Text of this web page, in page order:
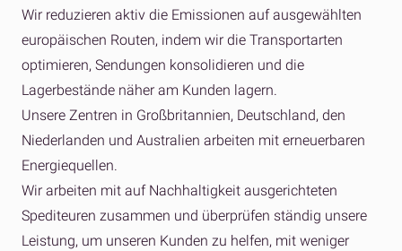
Wir reduzieren aktiv die Emissionen auf ausgewählten
europäischen Routen, indem wir die Transportarten
optimieren, Sendungen konsolidieren und die
Lagerbestände näher am Kunden lagern.
Unsere Zentren in Großbritannien, Deutschland, den
Niederlanden und Australien arbeiten mit erneuerbaren
Energiequellen.
Wir arbeiten mit auf Nachhaltigkeit ausgerichteten
Spediteuren zusammen und überprüfen ständig unsere
Leistung, um unseren Kunden zu helfen, mit weniger